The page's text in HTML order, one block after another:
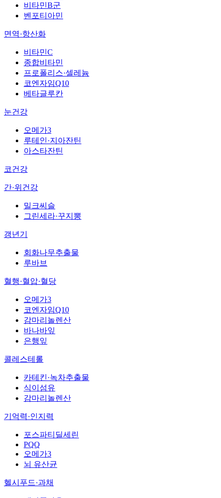
비타민B군
벤포티아민
면역·항산화
비타민C
종합비타민
프로폴리스·셀레늄
코엔자임Q10
베타글루칸
눈건강
오메가3
루테인·지아잔틴
아스타잔틴
코건강
간·위건강
밀크씨슬
그린세라·꾸지뽕
갱년기
회화나무추출물
루바브
혈행·혈압·혈당
오메가3
코엔자임Q10
감마리놀렌산
바나바잎
은행잎
콜레스테롤
카테킨·녹차추출물
식이섬유
감마리놀렌산
기억력·인지력
포스파티딜세린
PQQ
오메가3
뇌 유산균
헬시푸드·과채